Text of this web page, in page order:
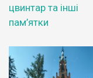
цвинтар та інші
пам’ятки